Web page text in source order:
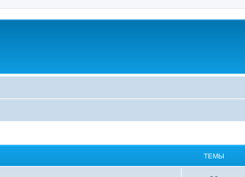
ТЕМЫ